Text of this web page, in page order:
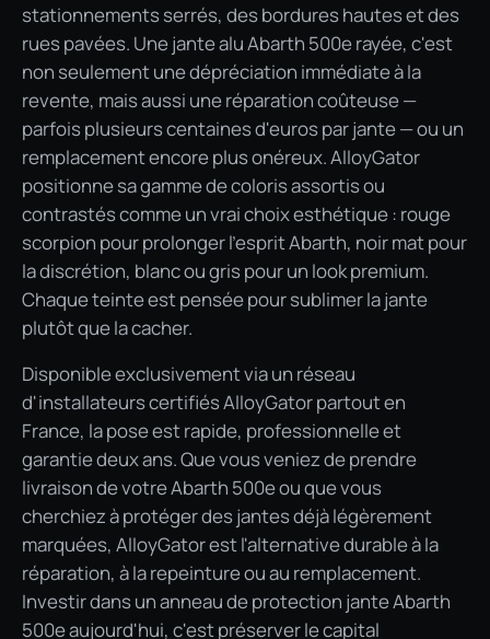
stationnements serrés, des bordures hautes et des
rues pavées. Une jante alu Abarth 500e rayée, c'est
non seulement une dépréciation immédiate à la
revente, mais aussi une réparation coûteuse —
parfois plusieurs centaines d'euros par jante — ou un
remplacement encore plus onéreux. AlloyGator
positionne sa gamme de coloris assortis ou
contrastés comme un vrai choix esthétique : rouge
scorpion pour prolonger l'esprit Abarth, noir mat pour
la discrétion, blanc ou gris pour un look premium.
Chaque teinte est pensée pour sublimer la jante
plutôt que la cacher.
Disponible exclusivement via un réseau
d'installateurs certifiés AlloyGator partout en
France, la pose est rapide, professionnelle et
garantie deux ans. Que vous veniez de prendre
livraison de votre Abarth 500e ou que vous
cherchiez à protéger des jantes déjà légèrement
marquées, AlloyGator est l'alternative durable à la
réparation, à la repeinture ou au remplacement.
Investir dans un anneau de protection jante Abarth
500e aujourd'hui, c'est préserver le capital